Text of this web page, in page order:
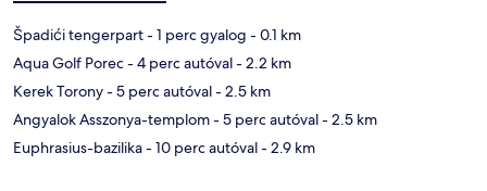
Špadići tengerpart- 1 perc gyalog - 0.1 km
Aqua Golf Porec- 4 perc autóval- 2.2 km
Kerek Torony- 5 perc autóval- 2.5 km
Angyalok Asszonya-templom- 5 perc autóval- 2.5 km
Euphrasius-bazilika- 10 perc autóval- 2.9 km